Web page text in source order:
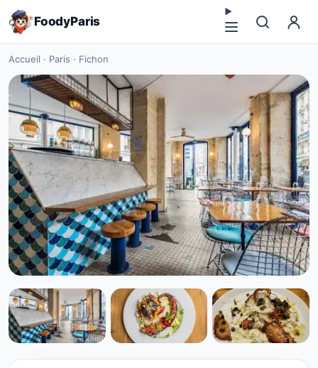
FoodyParis
Accueil · Paris · Fichon
CUISINE EUROPÉENNE
Fichon à Paris